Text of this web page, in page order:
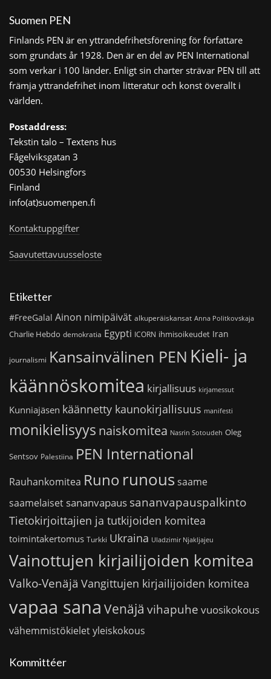
Suomen PEN
Finlands PEN är en yttrandefrihetsförening för författare
som grundats år 1928. Den är en del av PEN International
som verkar i 100 länder. Enligt sin charter strävar PEN till att
främja yttrandefrihet inom litteratur och konst överallt i
världen.
Postaddress:
Tekstin talo – Textens hus
Fågelviksgatan 3
00530 Helsingfors
Finland
info(at)suomenpen.fi
Kontaktuppgifter
Saavutettavuusseloste
Etiketter
#FreeGalal Ainon nimipäivät alkuperäiskansat Anna Politkovskaja
Charlie Hebdo demokratia Egypti ICORN ihmisoikeudet Iran
journalismi Kansainvälinen PEN Kieli- ja
käännöskomitea kirjallisuus kirjamessut
Kunniajäsen käännetty kaunokirjallisuus manifesti
monikielisyys naiskomitea Nasrin Sotoudeh Oleg
Sentsov Palestiina PEN International
Rauhankomitea Runo runoussaame
saamelaiset sananvapaus sananvapauspalkinto
Tietokirjoittajien ja tutkijoiden komitea
toimintakertomus Turkki Ukraina Uladzimir Njakljajeu
Vainottujen kirjailijoiden komitea
Valko-Venäjä Vangittujen kirjailijoiden komitea
vapaa sana Venäjä vihapuhe vuosikokous
vähemmistökieletyleiskokous
Kommittéer